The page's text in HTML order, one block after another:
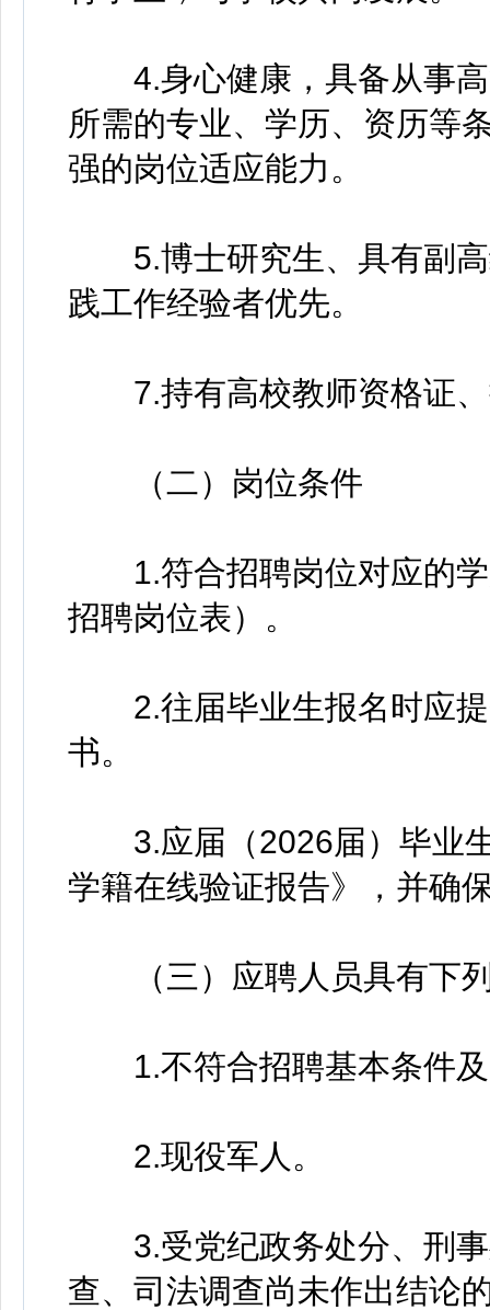
4.身心健康，具备从事高
所需的专业、学历、资历等
强的岗位适应能力。
5.博士研究生、具有副高
践工作经验者优先。
7.持有高校教师资格证、
（二）岗位条件
1.符合招聘岗位对应的学
招聘岗位表）。
2.往届毕业生报名时应提
书。
3.应届（2026届）毕业生
学籍在线验证报告》，并确
（三）应聘人员具有下列
1.不符合招聘基本条件及
2.现役军人。
3.受党纪政务处分、刑事
查、司法调查尚未作出结论